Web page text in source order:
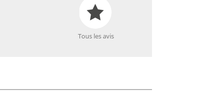
Tous les avis